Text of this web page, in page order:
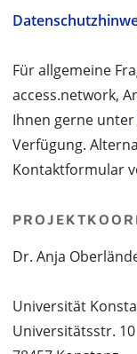
Für allgemeine
access.network,
Ihnen gerne unter
Verfügung.
Kontaktformular
Dr. Anja
Universität
Universitätsstr. 10